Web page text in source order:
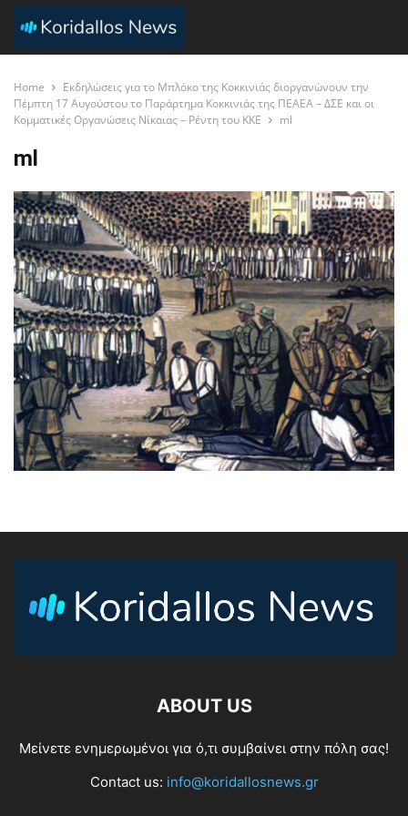
Home
Εκδηλώσεις για το Μπλόκο της Κοκκινιάς διοργανώνουν την
Πέμπτη 17 Αυγούστου το Παράρτημα Κοκκινιάς της ΠΕΑΕΑ – ΔΣΕ και οι
Κομματικές Οργανώσεις Νίκαιας – Ρέντη του ΚΚΕ
ml
ml
ABOUT US
Μείνετε ενημερωμένοι για ό,τι συμβαίνει στην πόλη σας!
Contact us: info@koridallosnews.gr